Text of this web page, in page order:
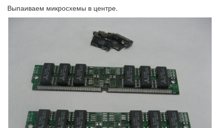
Выпаиваем микросхемы в центре.